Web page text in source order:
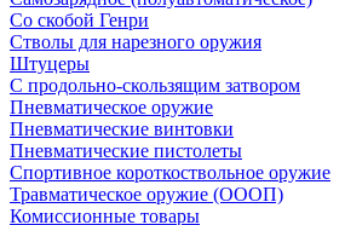
Со скобой Генри
Стволы для нарезного оружия
Штуцеры
С продольно-скользящим затвором
Пневматическое оружие
Пневматические винтовки
Пневматические пистолеты
Спортивное короткоствольное оружие
Травматическое оружие (ОООП)
Комиссионные товары